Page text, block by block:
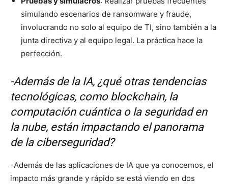
simulando escenarios de ransomware y fraude,
involucrando no solo al equipo de TI, sino también a la
junta directiva y al equipo legal. La práctica hace la
perfección.
-Además de la IA, ¿qué otras tendencias
tecnológicas, como blockchain, la
computación cuántica o la seguridad en
la nube, están impactando el panorama
de la ciberseguridad?
-Además de las aplicaciones de IA que ya conocemos, el
impacto más grande y rápido se está viendo en dos